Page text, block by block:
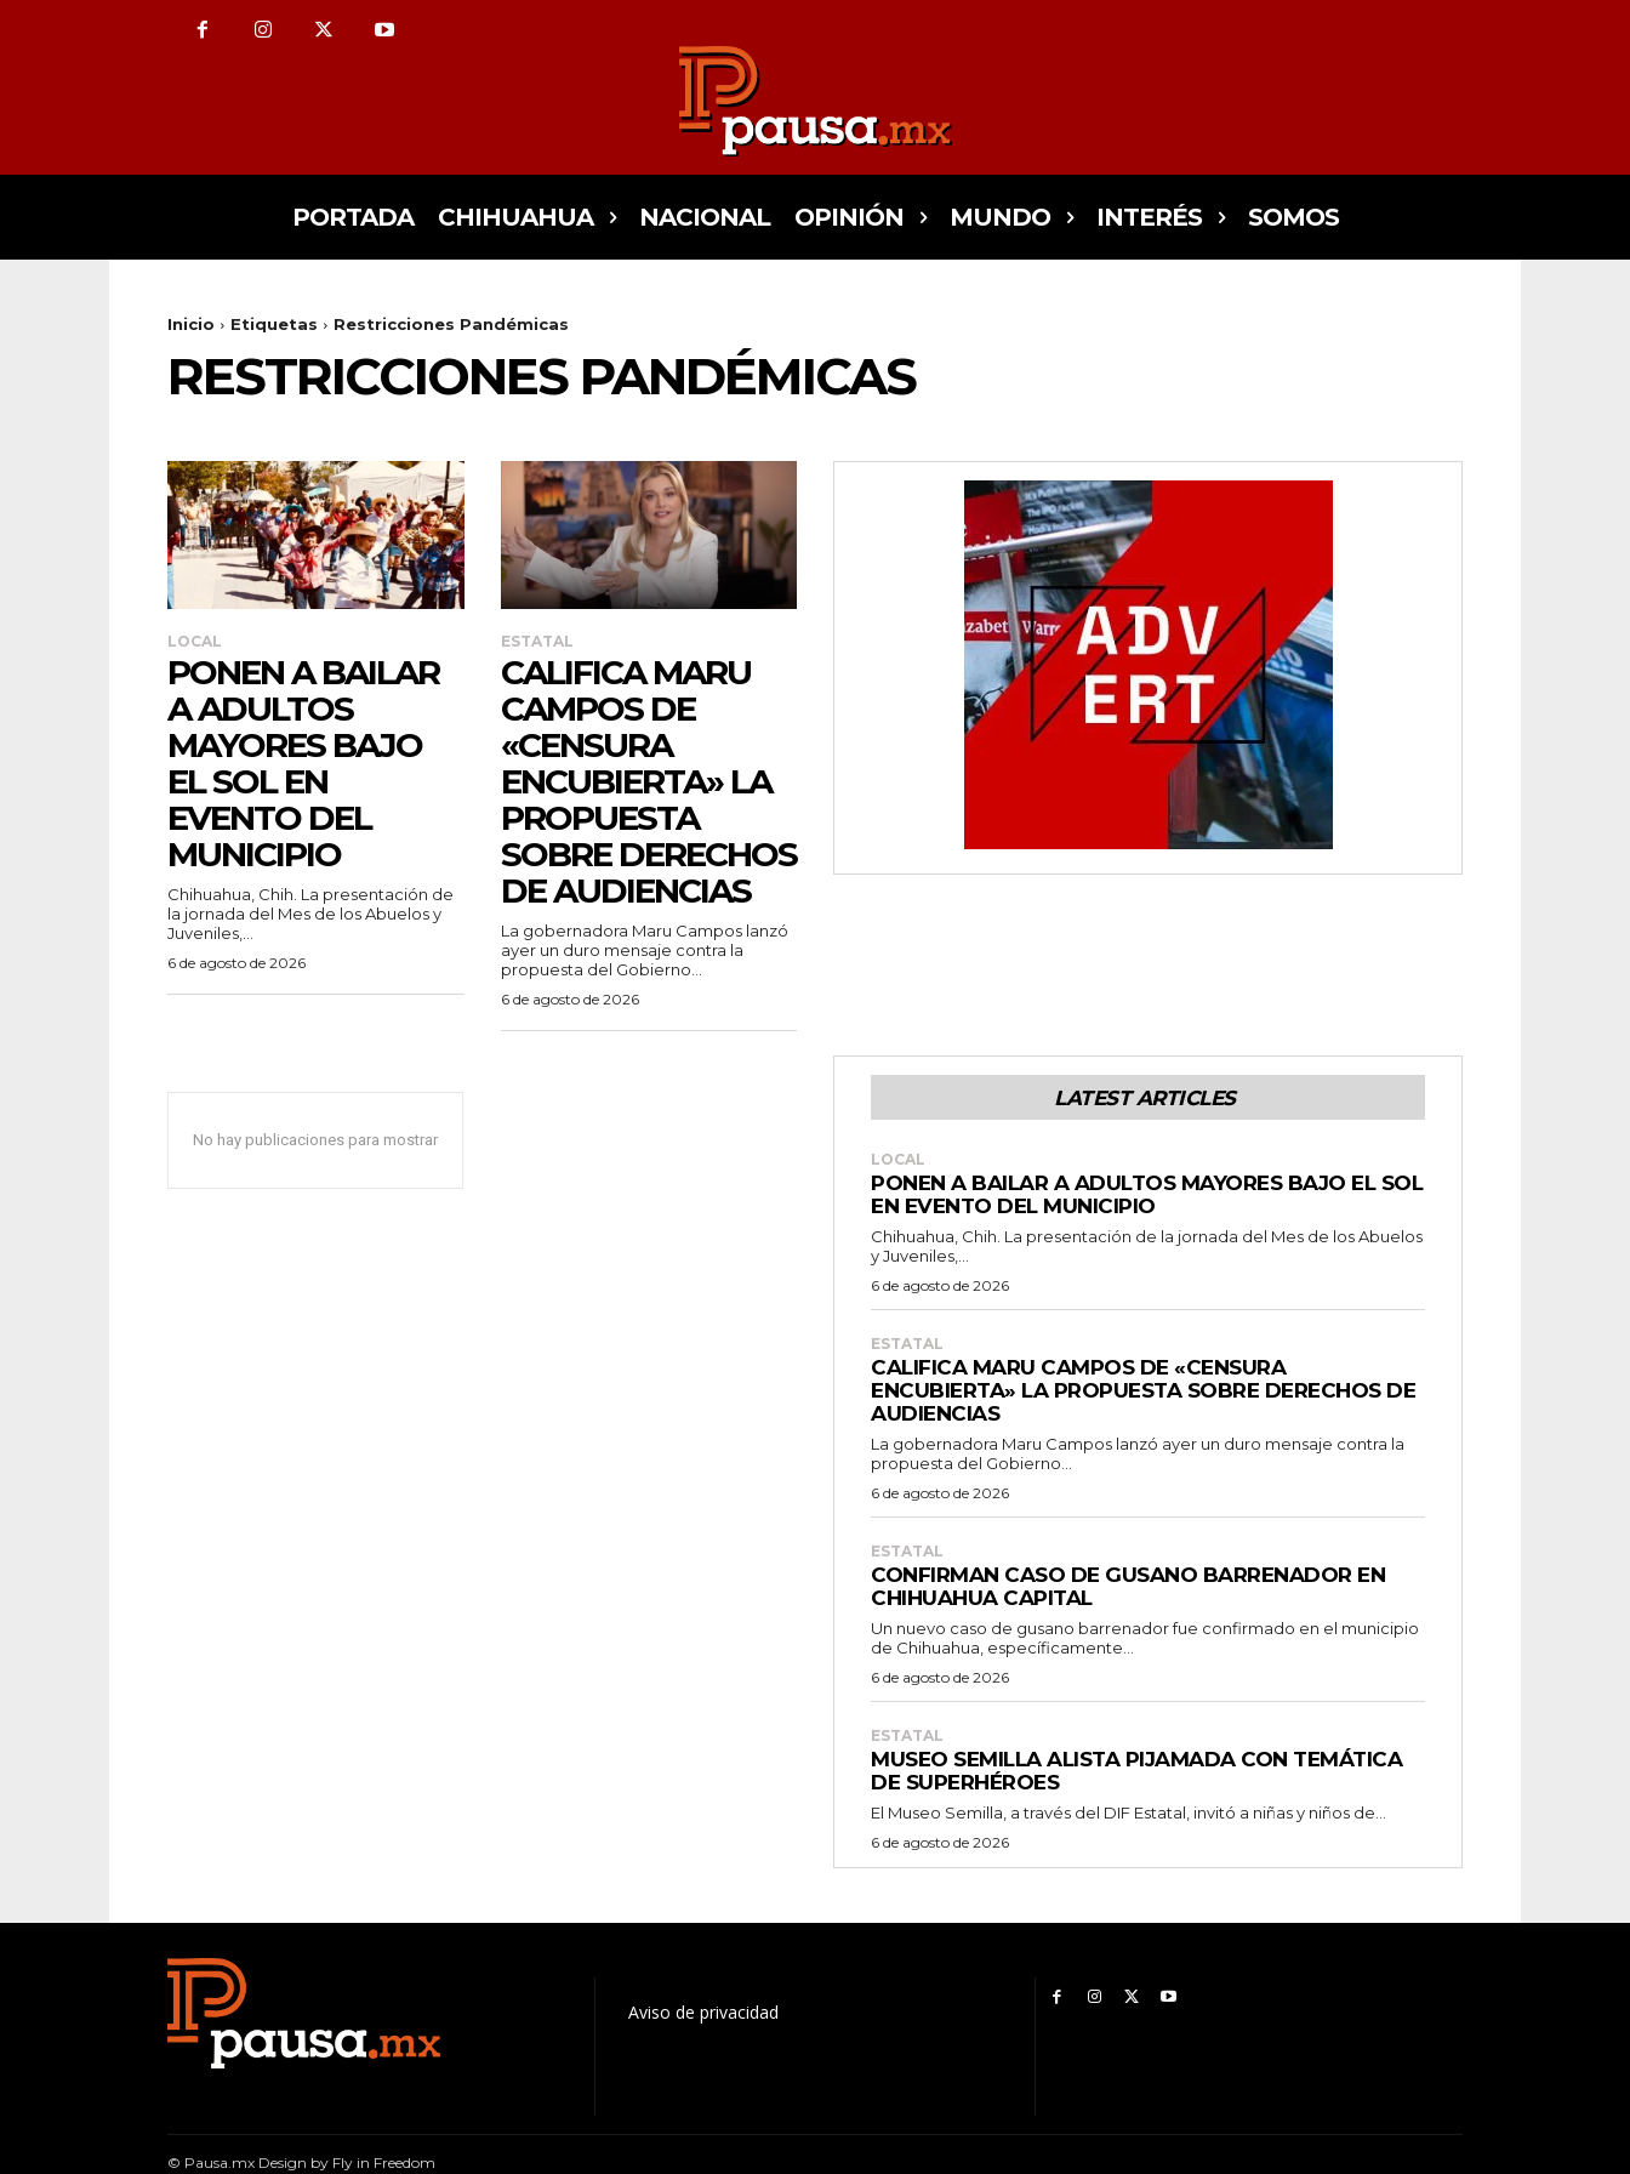
PORTADA CHIHUAHUA NACIONAL OPINIÓN MUNDO INTERÉS SOMOS
Inicio Etiquetas Restricciones Pandémicas
RESTRICCIONES PANDÉMICAS
LOCAL
PONEN A BAILAR
A ADULTOS
MAYORES BAJO
EL SOL EN
EVENTO DEL
MUNICIPIO
Chihuahua, Chih. La presentación de
la jornada del Mes de los Abuelos y
Juveniles,...
6 de agosto de 2026
ESTATAL
CALIFICA MARU
CAMPOS DE
«CENSURA
ENCUBIERTA» LA
PROPUESTA
SOBRE DERECHOS
DE AUDIENCIAS
La gobernadora Maru Campos lanzó
ayer un duro mensaje contra la
propuesta del Gobierno...
6 de agosto de 2026
No hay publicaciones para mostrar
LATEST ARTICLES
LOCAL
PONEN A BAILAR A ADULTOS MAYORES BAJO EL SOL
EN EVENTO DEL MUNICIPIO
Chihuahua, Chih. La presentación de la jornada del Mes de los Abuelos
y Juveniles,...
6 de agosto de 2026
ESTATAL
CALIFICA MARU CAMPOS DE «CENSURA
ENCUBIERTA» LA PROPUESTA SOBRE DERECHOS DE
AUDIENCIAS
La gobernadora Maru Campos lanzó ayer un duro mensaje contra la
propuesta del Gobierno...
6 de agosto de 2026
ESTATAL
CONFIRMAN CASO DE GUSANO BARRENADOR EN
CHIHUAHUA CAPITAL
Un nuevo caso de gusano barrenador fue confirmado en el municipio
de Chihuahua, específicamente...
6 de agosto de 2026
ESTATAL
MUSEO SEMILLA ALISTA PIJAMADA CON TEMÁTICA
DE SUPERHÉROES
El Museo Semilla, a través del DIF Estatal, invitó a niñas y niños de...
6 de agosto de 2026
Aviso de privacidad
© Pausa.mx Design by Fly in Freedom